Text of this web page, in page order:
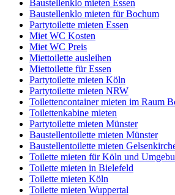
Baustellenklo mieten Essen
Baustellenklo mieten für Bochum
Partytoilette mieten Essen
Miet WC Kosten
Miet WC Preis
Miettoilette ausleihen
Miettoilette für Essen
Partytoilette mieten Köln
Partytoilette mieten NRW
Toilettencontainer mieten im Raum
Toilettenkabine mieten
Partytoilette mieten Münster
Baustellentoilette mieten Münster
Baustellentoilette mieten
Toilette mieten für Köln und
Toilette mieten in Bielefeld
Toilette mieten Köln
Toilette mieten Wuppertal